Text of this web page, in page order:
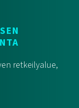
retkeilyalue,